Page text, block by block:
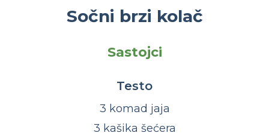
Sočni brzi kolač
Sastojci
Testo
3 komad jaja
3 kašika šećera